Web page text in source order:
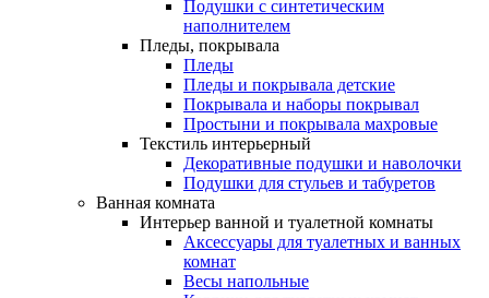
Подушки с синтетическим
наполнителем
Пледы, покрывала
Пледы
Пледы и покрывала детские
Покрывала и наборы покрывал
Простыни и покрывала махровые
Текстиль интерьерный
Декоративные подушки и наволочки
Подушки для стульев и табуретов
Ванная комната
Интерьер ванной и туалетной комнаты
Аксессуары для туалетных и ванных
комнат
Весы напольные